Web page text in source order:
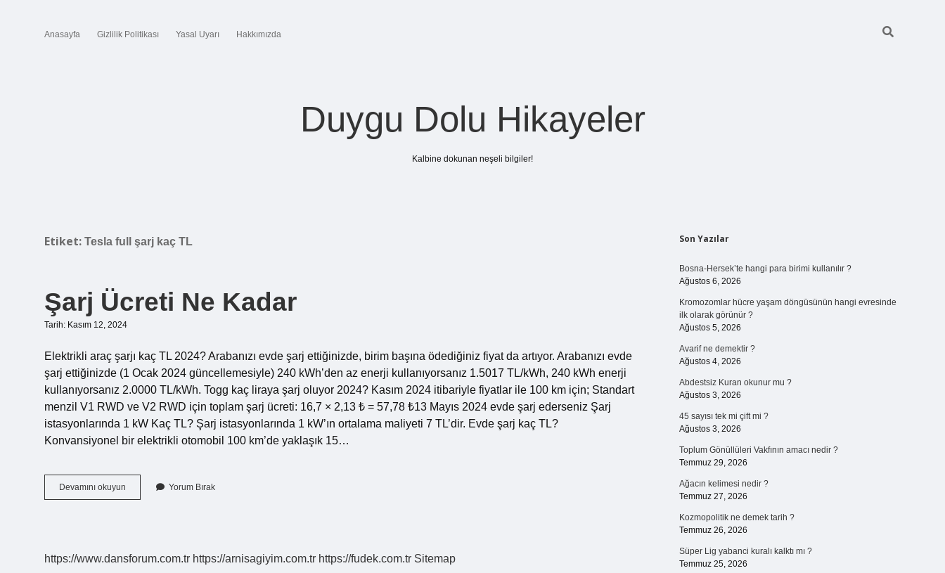
Anasayfa Gizlilik Politikası Yasal Uyarı Hakkımızda
Duygu Dolu Hikayeler
Kalbine dokunan neşeli bilgiler!
Etiket: Tesla full şarj kaç TL
Şarj Ücreti Ne Kadar
Tarih: Kasım 12, 2024
Elektrikli araç şarjı kaç TL 2024? Arabanızı evde şarj ettiğinizde, birim başına ödediğiniz fiyat da artıyor. Arabanızı evde
şarj ettiğinizde (1 Ocak 2024 güncellemesiyle) 240 kWh’den az enerji kullanıyorsanız 1.5017 TL/kWh, 240 kWh enerji
kullanıyorsanız 2.0000 TL/kWh. Togg kaç liraya şarj oluyor 2024? Kasım 2024 itibariyle fiyatlar ile 100 km için; Standart
menzil V1 RWD ve V2 RWD için toplam şarj ücreti: 16,7 × 2,13 ₺ = 57,78 ₺13 Mayıs 2024 evde şarj ederseniz Şarj
istasyonlarında 1 kW Kaç TL? Şarj istasyonlarında 1 kW’ın ortalama maliyeti 7 TL’dir. Evde şarj kaç TL?
Konvansiyonel bir elektrikli otomobil 100 km’de yaklaşık 15…
Devamını okuyun
Ücreti
Yorum Bırak
https://www.dansforum.com.tr https://arnisagiyim.com.tr https://fudek.com.tr Sitemap
Sidebar
Son Yazılar
Bosna-Hersek’te hangi para birimi kullanılır ?
Ağustos 6, 2026
Kromozomlar hücre yaşam döngüsünün hangi evresinde
ilk olarak görünür ?
Ağustos 5, 2026
Avarif ne demektir ?
Ağustos 4, 2026
Abdestsiz Kuran okunur mu ?
Ağustos 3, 2026
45 sayısı tek mi çift mi ?
Ağustos 3, 2026
Toplum Gönüllüleri Vakfının amacı nedir ?
Temmuz 29, 2026
Ağacın kelimesi nedir ?
Temmuz 27, 2026
Kozmopolitik ne demek tarih ?
Temmuz 26, 2026
Süper Lig yabanci kuralı kalktı mı ?
Temmuz 25, 2026
ilbet giriş